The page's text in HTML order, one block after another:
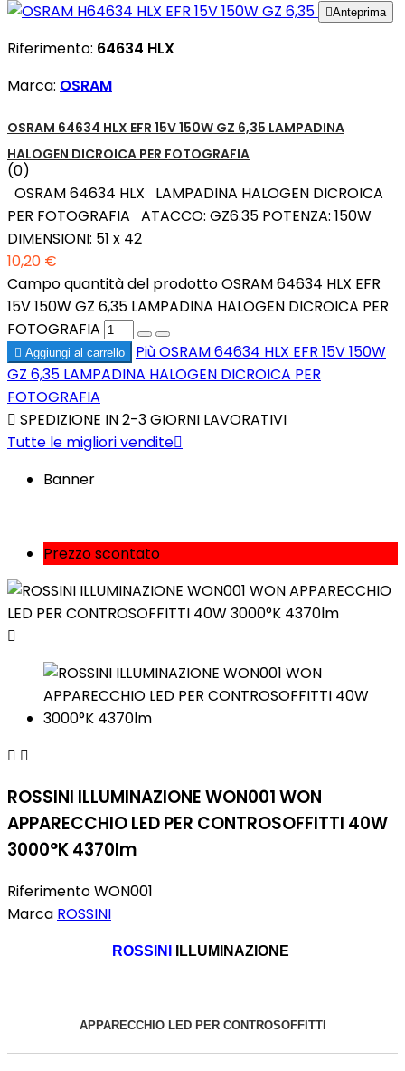
Anteprima
Riferimento: 64634 HLX
Marca: OSRAM
OSRAM 64634 HLX EFR 15V 150W GZ 6,35 LAMPADINA
HALOGEN DICROICA PER FOTOGRAFIA
(0)
OSRAM 64634 HLX LAMPADINA HALOGEN DICROICA
PER FOTOGRAFIA ATACCO: GZ6.35 POTENZA: 150W
DIMENSIONI: 51 x 42
10,20 €
Campo quantità del prodotto OSRAM 64634 HLX EFR
15V 150W GZ 6,35 LAMPADINA HALOGEN DICROICA PER
FOTOGRAFIA
 Aggiungi al carrello PiùOSRAM 64634 HLX EFR 15V 150W
GZ 6,35 LAMPADINA HALOGEN DICROICA PER
FOTOGRAFIA
 SPEDIZIONE IN 2-3 GIORNI LAVORATIVI
Tutte le migliori vendite
Banner
Prezzo scontato

 
ROSSINI ILLUMINAZIONE WON001 WON
APPARECCHIO LED PER CONTROSOFFITTI 40W
3000°K 4370lm
RiferimentoWON001
Marca ROSSINI
ROSSINI ILLUMINAZIONE
APPARECCHIO LED PER CONTROSOFFITTI